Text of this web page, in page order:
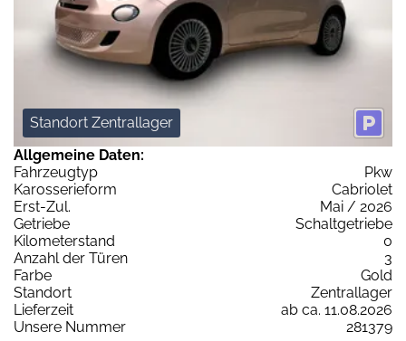
Standort Zentrallager
Allgemeine Daten:
Fahrzeugtyp
Pkw
Karosserieform
Cabriolet
Erst-Zul.
Mai / 2026
Getriebe
Schaltgetriebe
Kilometerstand
0
Anzahl der Türen
3
Farbe
Gold
Standort
Zentrallager
Lieferzeit
ab ca. 11.08.2026
Unsere Nummer
281379